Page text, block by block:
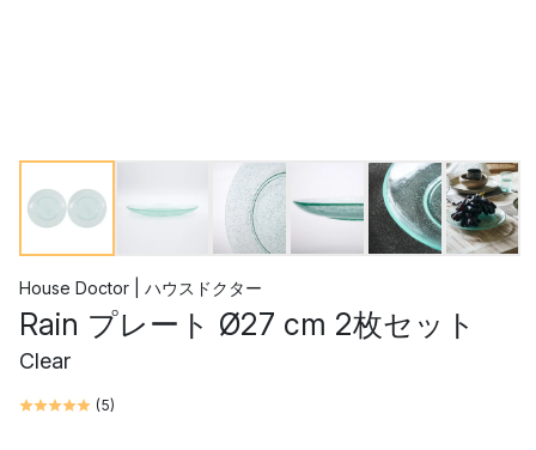
House Doctor | ハウスドクター
Rain プレート Ø27 cm 2枚セット
Clear
(5)